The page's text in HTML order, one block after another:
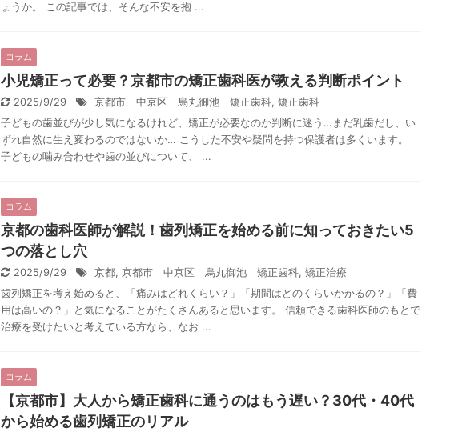
ょうか。 この記事では、そんな不安を抱 ...
コラム
小児矯正って必要？京都市の矯正歯科医が教える判断ポイント
2025/9/29 京都市 中京区 烏丸御池 矯正歯科, 矯正歯科
子どもの歯並びが少し気になるけれど、矯正が必要なのか判断に迷う…まだ乳歯だし、い
ずれ自然に生え変わるのではないか… こうした不安や疑問を持つ保護者は多くいます。
子どもの噛み合わせや歯の並びについて、 ...
コラム
京都の歯科医師が解説！歯列矯正を始める前に知っておきたい5
つの落とし穴
2025/9/29 京都, 京都市 中京区 烏丸御池 矯正歯科, 矯正治療
歯列矯正を考え始めると、「痛みはどれくらい？」「期間はどのくらいかかるの？」「費
用は高いの？」と気になることがたくさんあると思います。 信頼できる歯科医師のもとで
治療を受けたいと考えている方なら、なお ...
コラム
【京都市】大人から矯正歯科に通うのはもう遅い？30代・40代
から始める歯列矯正のリアル